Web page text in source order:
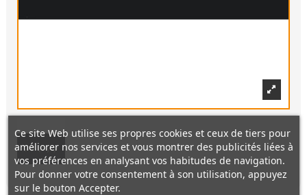
Ce site Web utilise ses propres cookies et ceux de tiers pour
améliorer nos services et vous montrer des publicités liées à
vos préférences en analysant vos habitudes de navigation.
Pour donner votre consentement à son utilisation, appuyez
sur le bouton Accepter.